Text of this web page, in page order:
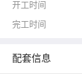
开工时间
完工时间
配套信息